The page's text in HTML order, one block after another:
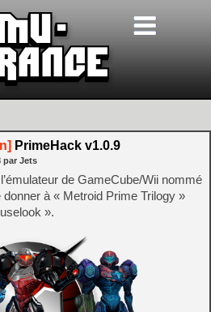
PrimeHack v1.0.9
par Jets
de GameCube/Wii nommé
à « Metroid Prime Trilogy »
».